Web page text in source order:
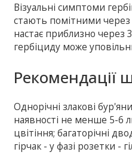
Візуальні симптоми
стають помітними через
настає приблизно через
гербіциду може
Рекомендації
Однорічні злакові
наявності не менше 5-6
цвітіння; багаторічні
гірчак - у фазі розетки -